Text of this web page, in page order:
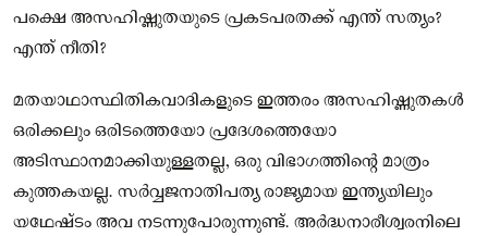
പക്ഷെ അസഹിഷ്ണുതയുടെ പ്രകടപരതക്ക് എന്ത് സത്യം?
എന്ത് നീതി?
മതയാഥാസ്ഥിതികവാദികളുടെ ഇത്തരം അസഹിഷ്ണുതകൾ
ഒരിക്കലും ഒരിടത്തെയോ പ്രദേശത്തെയോ
അടിസ്ഥാനമാക്കിയുള്ളതല്ല, ഒരു വിഭാഗത്തിന്റെ മാത്രം
കുത്തകയല്ല. സർവ്വജനാതിപത്യ രാജ്യമായ ഇന്ത്യയിലും
യഥേഷ്ടം അവ നടന്നുപോരുന്നുണ്ട്. അർദ്ധനാരീശ്വരനിലെ